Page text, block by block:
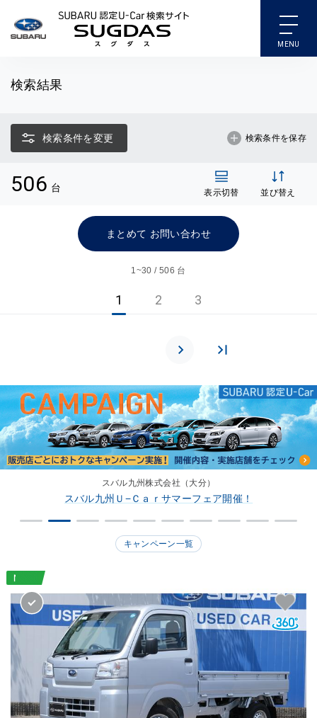
SUBARU 認定U-Car検索
検索結果
検索条件を変更 検索条件を保存
506 台 表示切替 並び替え
まとめて お問い合わせ
1~30 / 506 台
1 2 3
スバル中四国株式会社（広島）
スバル中四国レヴォーグ＆フォレスター認定Ｕ−Ｃａｒフェア
キャンペーン一覧